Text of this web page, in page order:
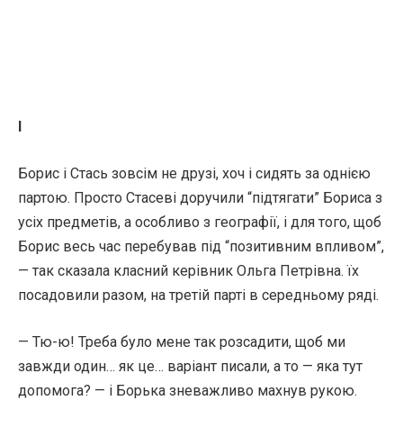
І
Борис і Стась зовсім не друзі, хоч і сидять за однією
партою. Просто Стасеві доручили “підтягати” Бориса з
усіх предметів, а особливо з географії, і для того, щоб
Борис весь час перебував під “позитивним впливом”,
— так сказала класний керівник Ольга Петрівна. їх
посадовили разом, на третій парті в середньому ряді.
— Тю-ю! Треба було мене так розсадити, щоб ми
завжди один… як це… варіант писали, а то — яка тут
допомога? — і Борька зневажливо махнув рукою.